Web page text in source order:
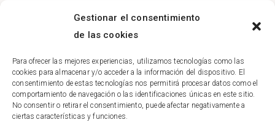
Gestionar el consentimiento
de las cookies
Para ofrecer las mejores experiencias, utilizamos tecnologías como las
cookies para almacenar y/o acceder a la información del dispositivo. El
consentimiento de estas tecnologías nos permitirá procesar datos como el
comportamiento de navegación o las identificaciones únicas en este sitio.
No consentir o retirar el consentimiento, puede afectar negativamente a
ciertas características y funciones.
Aviso Legal
Política de Privacidad
Política de Cookies